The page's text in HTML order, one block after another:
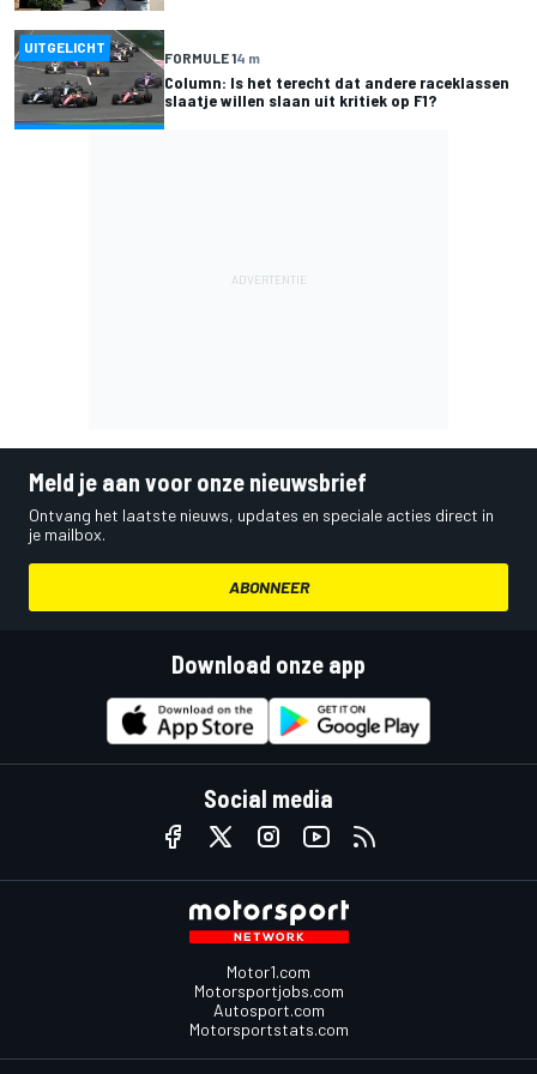
UITGELICHT
FORMULE 14 m
Column: Is het terecht dat andere raceklassen
slaatje willen slaan uit kritiek op F1?
Meld je aan voor onze nieuwsbrief
Ontvang het laatste nieuws, updates en speciale acties direct in
je mailbox.
ABONNEER
Download onze app
Social media
Motor1.com
Motorsportjobs.com
Autosport.com
Motorsportstats.com